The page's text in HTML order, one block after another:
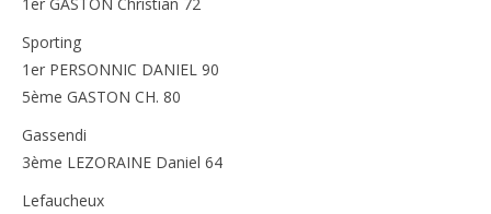
Sporting
1er PERSONNIC DANIEL 90
5ème GASTON CH. 80
Gassendi
3ème LEZORAINE Daniel 64
Lefaucheux